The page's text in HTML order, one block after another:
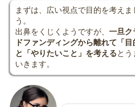
まずは、広い視点で目的を考えま
う。
出鼻をくじくようですが、 一旦ク
ドファンディングから離れて「目
と「やりたいこと」を考えるとう
いきます。